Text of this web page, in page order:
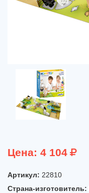
Цена: 4 104
Артикул: 22810
Страна-изготовитель: